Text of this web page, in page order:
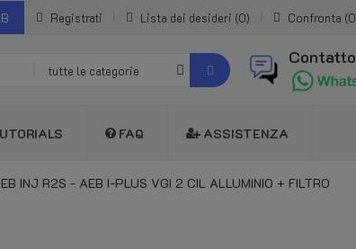
Registrati Lista dei desideri 0 Confronta 0
tutte le categorie
Contatto
FAQ ASSISTENZA
INJ R2S - AEB I-PLUS VGI 2 CIL ALLUMINIO + FILTRO